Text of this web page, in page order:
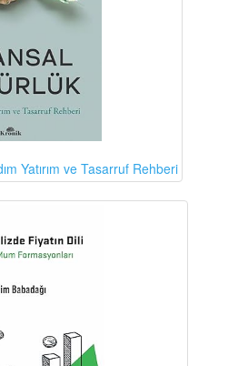
Yatırım ve Tasarruf Rehberi